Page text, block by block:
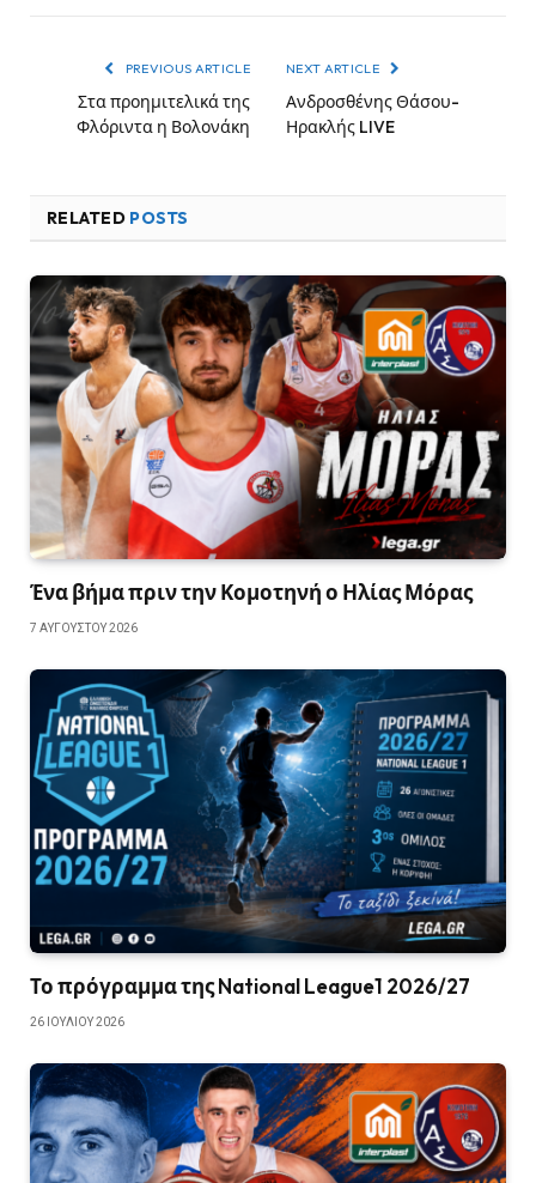
PREVIOUS ARTICLE
Στα προημιτελικά της
Φλόριντα η Βολονάκη
NEXT ARTICLE
Ανδροσθένης Θάσου-
Ηρακλής LIVE
RELATED POSTS
Ένα βήμα πριν την Κομοτηνή ο Ηλίας Μόρας
7 ΑΥΓΟΎΣΤΟΥ 2026
Το πρόγραμμα της National League1 2026/27
26 ΙΟΥΛΊΟΥ 2026